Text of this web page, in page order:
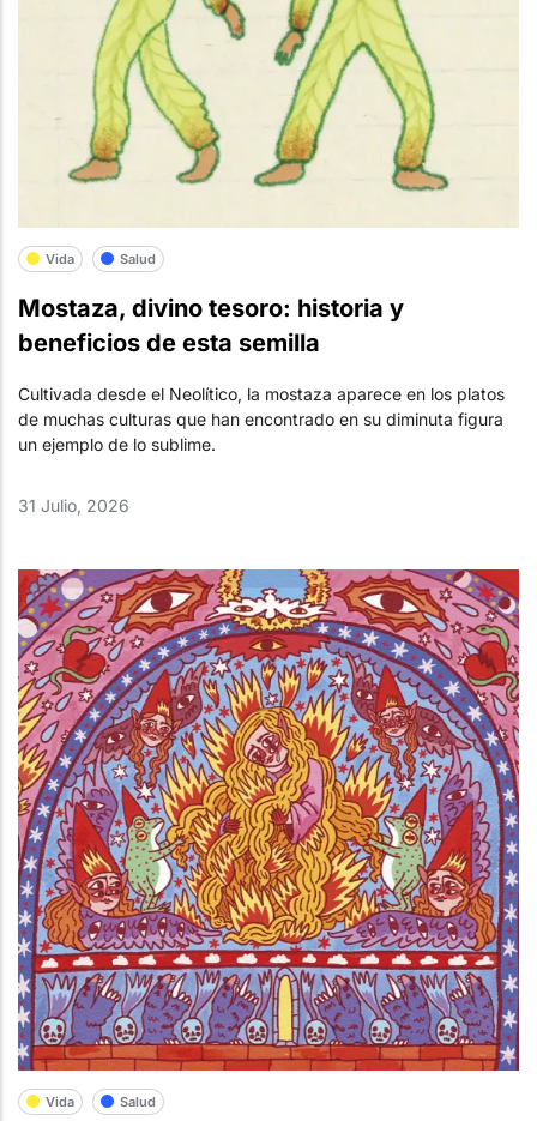
Vida Salud
Mostaza, divino tesoro: historia y
beneficios de esta semilla
Cultivada desde el Neolítico, la mostaza aparece en los platos
de muchas culturas que han encontrado en su diminuta figura
un ejemplo de lo sublime.
31 Julio, 2026
Vida Salud